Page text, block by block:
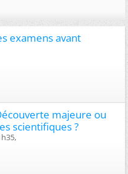
examens avant
majeure ou
scientifiques ?